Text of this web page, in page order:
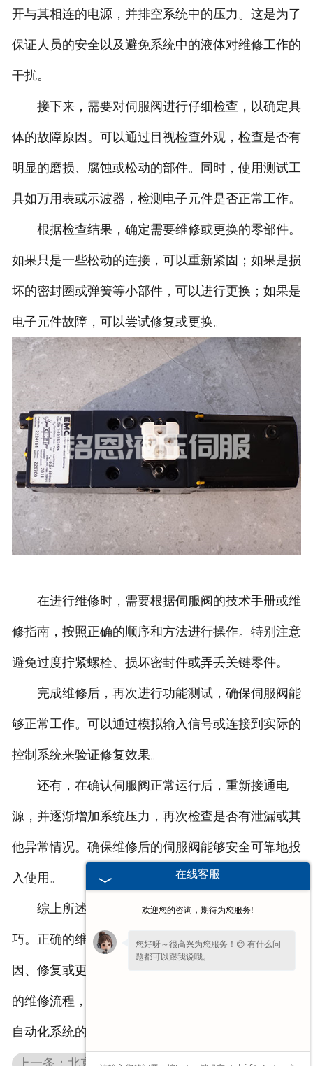
开与其相连的电源，并排空系统中的压力。这是为了
保证人员的安全以及避免系统中的液体对维修工作的
干扰。
接下来，需要对伺服阀进行仔细检查，以确定具
体的故障原因。可以通过目视检查外观，检查是否有
明显的磨损、腐蚀或松动的部件。同时，使用测试工
具如万用表或示波器，检测电子元件是否正常工作。
根据检查结果，确定需要维修或更换的零部件。
如果只是一些松动的连接，可以重新紧固；如果是损
坏的密封圈或弹簧等小部件，可以进行更换；如果是
电子元件故障，可以尝试修复或更换。
在进行维修时，需要根据伺服阀的技术手册或维
修指南，按照正确的顺序和方法进行操作。特别注意
避免过度拧紧螺栓、损坏密封件或弄丢关键零件。
完成维修后，再次进行功能测试，确保伺服阀能
够正常工作。可以通过模拟输入信号或连接到实际的
控制系统来验证修复效果。
还有，在确认伺服阀正常运行后，重新接通电
源，并逐渐增加系统压力，再次检查是否有泄漏或其
他异常情况。确保维修后的伺服阀能够安全可靠地投
入使用。
综上所述，伺服阀的维修需要谨慎、耐心和技
巧。正确的维修方法包括断电排压、仔细检查故障原
因、修复或更换零部件，并进行功能测试。通过科学
的维修流程，可以恢复伺服阀的正常工作，确保工业
自动化系统的稳定运行。
在线客服
欢迎您的咨询，期待为您服务!
您好呀～很高兴为您服务！😊 有什么问
题都可以跟我说哦。